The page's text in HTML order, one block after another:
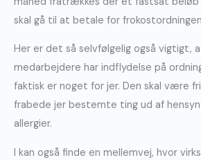
skal gå til at betale for
Her er det så selvfølgelig også vigtigt,
medarbejdere har indflydelse på
faktisk er noget for jer. Den skal være
frabede jer bestemte ting ud af
allergier.
I kan også finde en mellemvej, hvor